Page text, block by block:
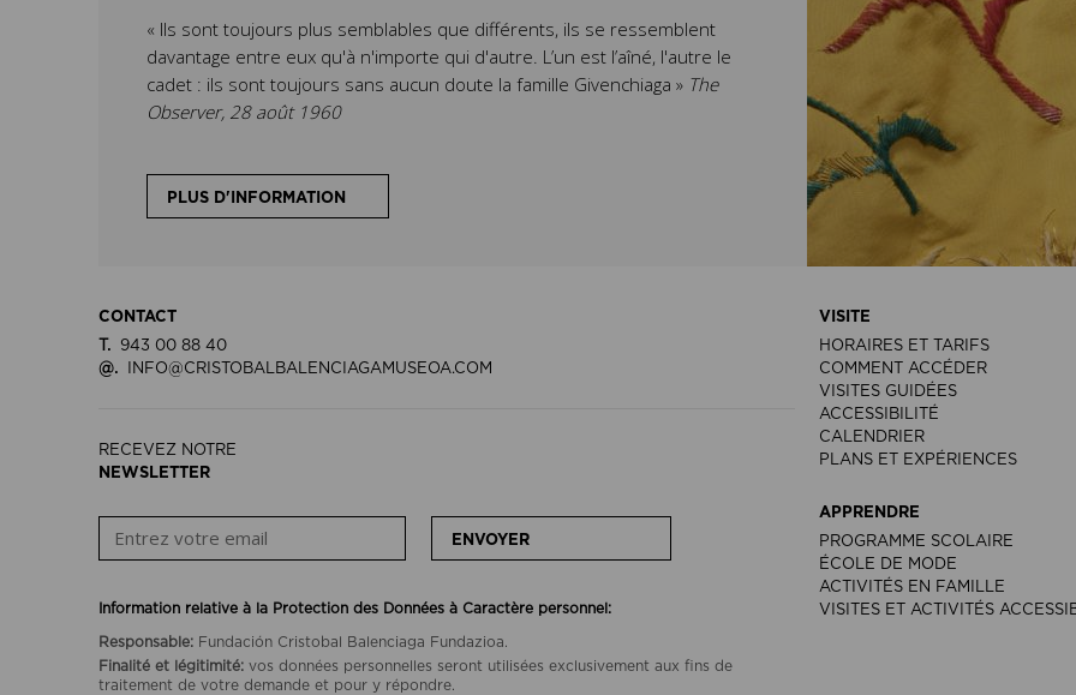
« Ils sont toujours plus semblables que différents, ils se ressemblent
davantage entre eux qu'à n'importe qui d'autre. L’un est l’aîné, l'autre le
cadet : ils sont toujours sans aucun doute la famille Givenchiaga » The
Observer, 28 août 1960
PLUS D'INFORMATION
CONTACT
T.
943 00 88 40
@.
INFO@CRISTOBALBALENCIAGAMUSEOA.COM
RECEVEZ NOTRE
NEWSLETTER
ENVOYER
Information relative à la Protection des Données à Caractère personnel:
Responsable: Fundación Cristobal Balenciaga Fundazioa.
Finalité et légitimité: vos données personnelles seront utilisées exclusivement aux fins de
traitement de votre demande et pour y répondre.
VISITE
HORAIRES ET TARIFS
COMMENT ACCÉDER
VISITES GUIDÉES
ACCESSIBILITÉ
CALENDRIER
PLANS ET EXPÉRIENCES
APPRENDRE
PROGRAMME SCOLAIRE
ÉCOLE DE MODE
ACTIVITÉS EN FAMILLE
VISITES ET ACTIVITÉS